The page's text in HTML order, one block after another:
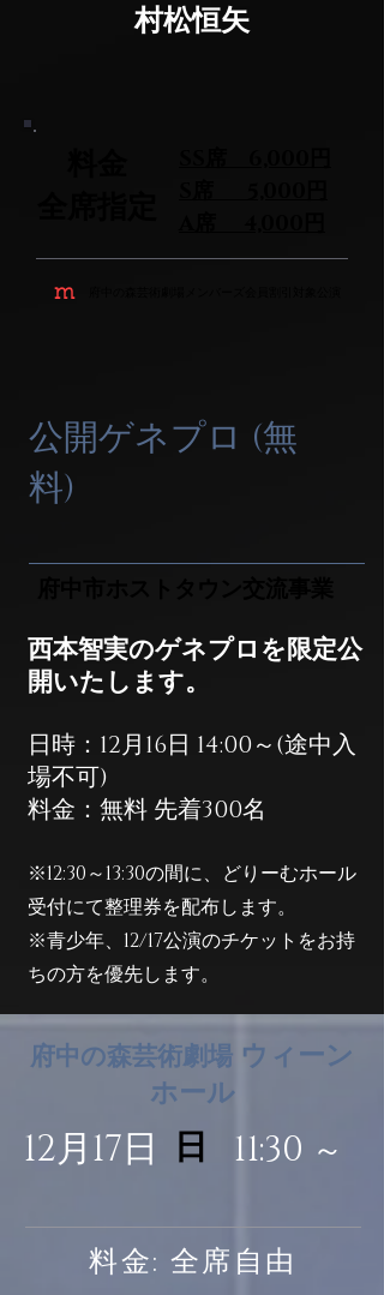
村松恒矢
m
公開ゲネプロ (無
料)
西本智実のゲネプロを限定公
開いたします。
日時：12月16日 14:00～(途中入
場不可)
料金：無料 先着300名
※12:30～13:30の間に、どりーむホール
受付にて整理券を配布します。
※青少年、12/17公演のチケットをお持
ちの方を優先します。
府中の森芸術劇場 ウィーン
ホール
12月17日 日 11:30 ～
料金: 全席自由